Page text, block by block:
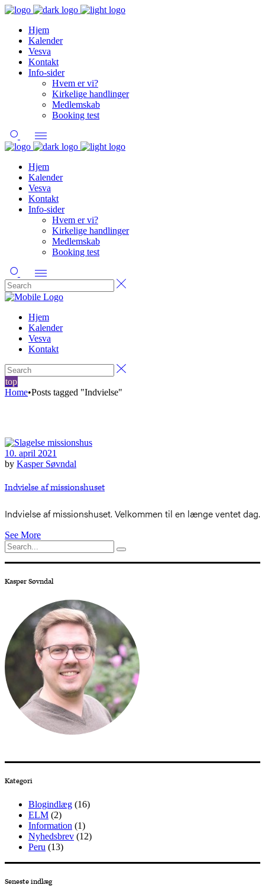
Hjem
Kalender
Vesva
Kontakt
Info-sider
Hvem er vi?
Kirkelige handlinger
Medlemskab
Booking test
Hjem
Kalender
Vesva
Kontakt
Info-sider
Hvem er vi?
Kirkelige handlinger
Medlemskab
Booking test
Hjem
Kalender
Vesva
Kontakt
top
Home•Posts tagged "Indvielse"
10. april 2021
by Kasper Søvndal
Indvielse af missionshuset
Indvielse af missionshuset. Velkommen til en længe ventet dag.
See More
Search
for:
Kasper Søvndal
Kategori
Blogindlæg (16)
ELM (2)
Information (1)
Nyhedsbrev (12)
Peru (13)
Seneste indlæg